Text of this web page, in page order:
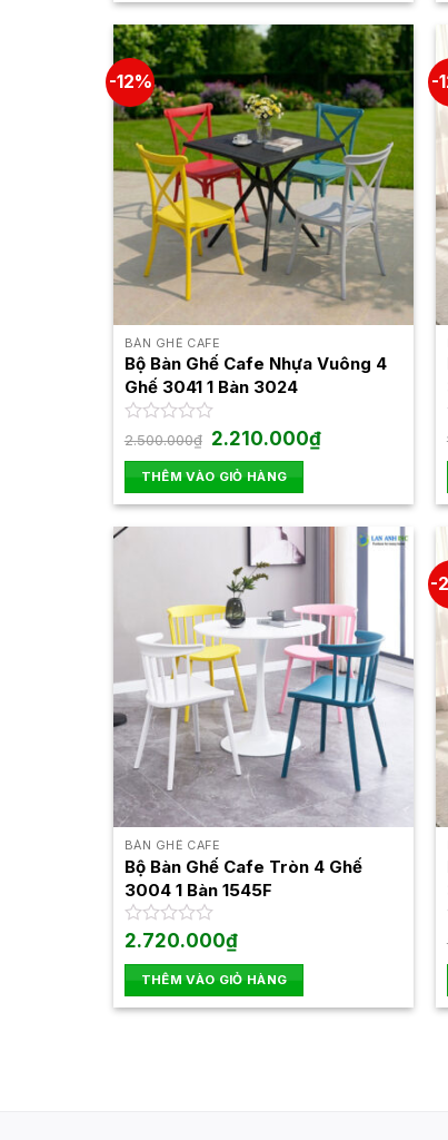
5
sao
-12%
BÀN GHẾ CAFE
Bộ Bàn Ghế Cafe Nhựa Vuông 4
Ghế 3041 1 Bàn 3024
Được
hạng
0
5
sao
2.500.000₫ Giá
gốc
là:
2.500.000₫.
2.210.000₫Giá
hiện
THÊM VÀO GIỎ HÀNG
-
BÀN GHẾ CAFE
Bộ Bàn Ghế Cafe Tròn 4 Ghế
3004 1 Bàn 1545F
Được
hạng
0
5
2.720.000₫
THÊM VÀO GIỎ HÀNG
-